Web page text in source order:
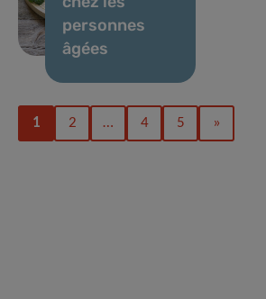
personnes
âgées
1 2 … 4 5 »